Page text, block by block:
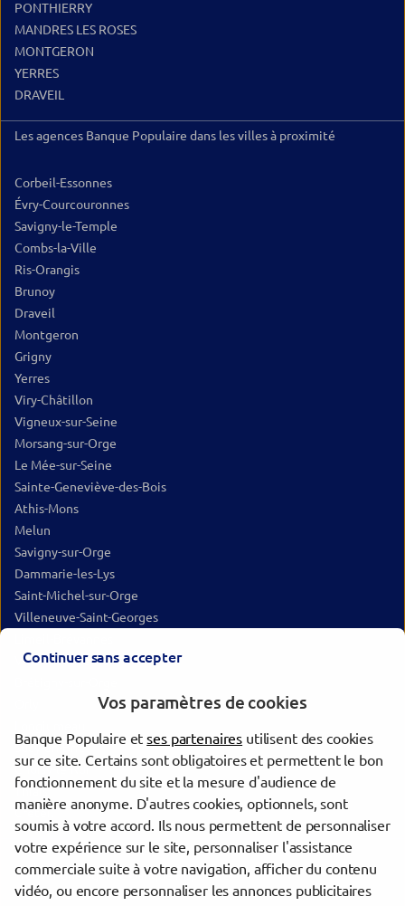
PONTHIERRY
MANDRES LES ROSES
MONTGERON
YERRES
DRAVEIL
Les agences Banque Populaire dans les villes à proximité
Corbeil-Essonnes
Évry-Courcouronnes
Savigny-le-Temple
Combs-la-Ville
Ris-Orangis
Brunoy
Draveil
Montgeron
Grigny
Yerres
Viry-Châtillon
Vigneux-sur-Seine
Morsang-sur-Orge
Le Mée-sur-Seine
Sainte-Geneviève-des-Bois
Athis-Mons
Melun
Savigny-sur-Orge
Dammarie-les-Lys
Saint-Michel-sur-Orge
Villeneuve-Saint-Georges
Villeneuve-le-Roi
Sucy-en-Brie
Choisy-le-Roi
Thiais
Créteil
Trouver une agence Banque Populaire
Essonne
Continuer sans accepter
Vos paramètres de cookies
Banque Populaire etses partenaires utilisent des cookies
sur ce site. Certains sont obligatoires et permettent le bon
fonctionnement du site et la mesure d'audience de
manière anonyme. D'autres cookies, optionnels, sont
soumis à votre accord. Ils nous permettent de personnaliser
votre expérience sur le site, personnaliser l'assistance
commerciale suite à votre navigation, afficher du contenu
vidéo, ou encore personnaliser les annonces publicitaires